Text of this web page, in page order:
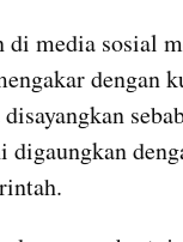
media sosial
dengan